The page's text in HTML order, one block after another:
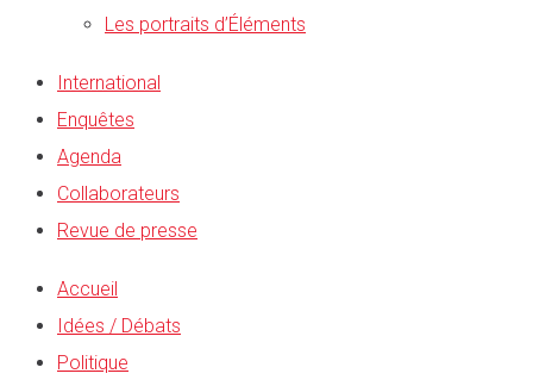
Les portraits d’Éléments
International
Enquêtes
Agenda
Collaborateurs
Revue de presse
Accueil
Idées / Débats
Politique